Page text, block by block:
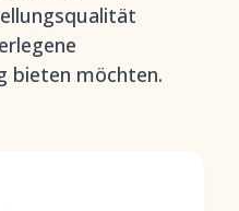
bieten möchten.